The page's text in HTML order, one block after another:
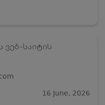
ვებ-საიტის
16 June, 2026